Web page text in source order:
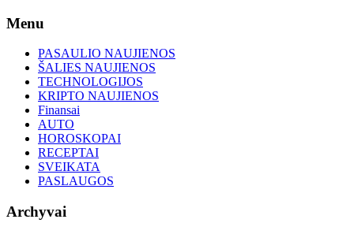
Skip
content
Menu
PASAULIO NAUJIENOS
ŠALIES NAUJIENOS
TECHNOLOGIJOS
KRIPTO NAUJIENOS
Finansai
AUTO
HOROSKOPAI
RECEPTAI
SVEIKATA
PASLAUGOS
Archyvai